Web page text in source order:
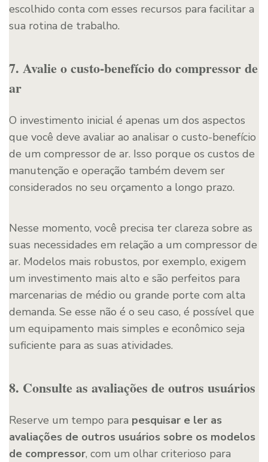
escolhido conta com esses recursos para facilitar a
sua rotina de trabalho.
7. Avalie o custo-benefício do compressor de
ar
O investimento inicial é apenas um dos aspectos
que você deve avaliar ao analisar o custo-benefício
de um compressor de ar. Isso porque os custos de
manutenção e operação também devem ser
considerados no seu orçamento a longo prazo.
Nesse momento, você precisa ter clareza sobre as
suas necessidades em relação a um compressor de
ar. Modelos mais robustos, por exemplo, exigem
um investimento mais alto e são perfeitos para
marcenarias de médio ou grande porte com alta
demanda. Se esse não é o seu caso, é possível que
um equipamento mais simples e econômico seja
suficiente para as suas atividades.
8. Consulte as avaliações de outros usuários
Reserve um tempo para pesquisar e ler as
avaliações de outros usuários sobre os modelos
de compressor, com um olhar criterioso para